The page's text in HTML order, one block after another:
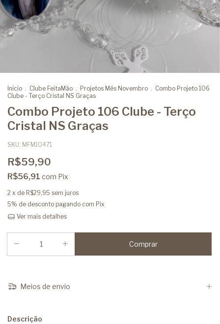
Início . Clube FeitaMão . Projetos Mês Novembro . Combo Projeto 106
Clube - Terço Cristal NS Graças
Combo Projeto 106 Clube - Terço
Cristal NS Graças
SKU: MFM10471
R$59,90
R$56,91 com Pix
2 x de R$29,95 sem juros
5% de desconto pagando com Pix
Ver mais detalhes
Meios de envio
Descrição